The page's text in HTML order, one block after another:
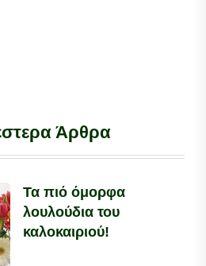
Άρθρα
Τα πιό όμορφα
λουλούδια του
καλοκαιριού!